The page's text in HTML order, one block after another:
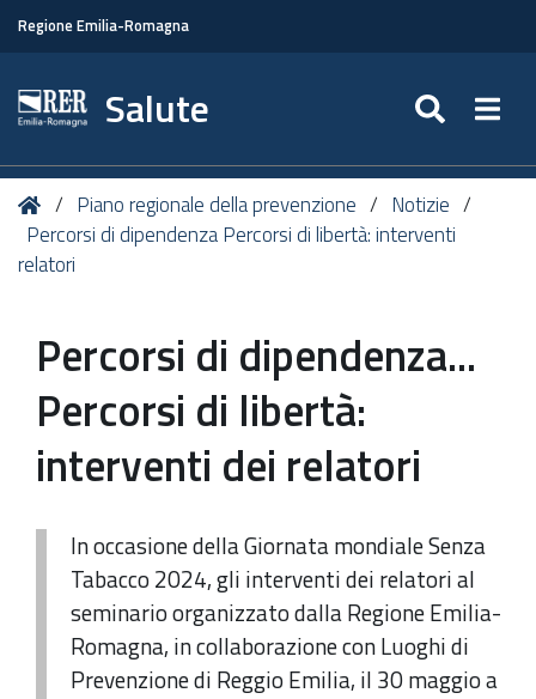
Regione Emilia-Romagna
Salute
Tu
sei
qui:
HomePiano regionale della prevenzione
Notizie
Percorsi di dipendenza Percorsi di libertà: interventi
relatori
Percorsi di dipendenza...
Percorsi di libertà:
interventi dei relatori
In occasione della Giornata mondiale Senza
Tabacco 2024, gli interventi dei relatori al
seminario organizzato dalla Regione Emilia-
Romagna, in collaborazione con Luoghi di
Prevenzione di Reggio Emilia, il 30 maggio a